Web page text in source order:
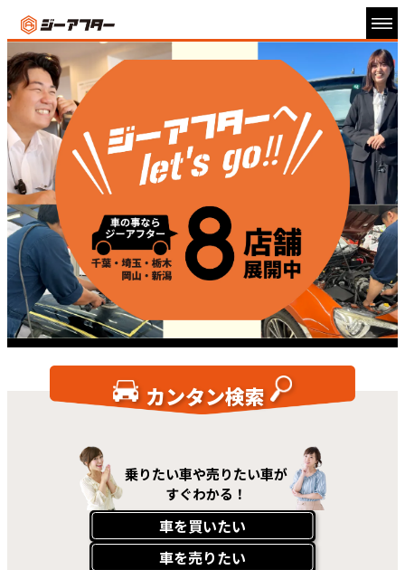
ジーアフターへlet's go!! 車の事
カンタン検索
乗りたい車や売りたい車が
すぐわかる！
車を買いたい
車を売りたい